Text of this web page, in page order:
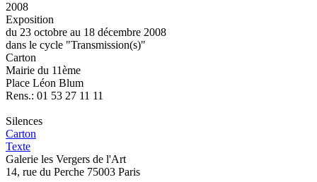
2008
Exposition
du 23 octobre au 18 décembre 2008
dans le cycle "Transmission(s)"
Carton
Mairie du 11ème
Place Léon Blum
Rens.: 01 53 27 11 11
Silences
Carton
Texte
Galerie les Vergers de l'Art
14, rue du Perche 75003 Paris